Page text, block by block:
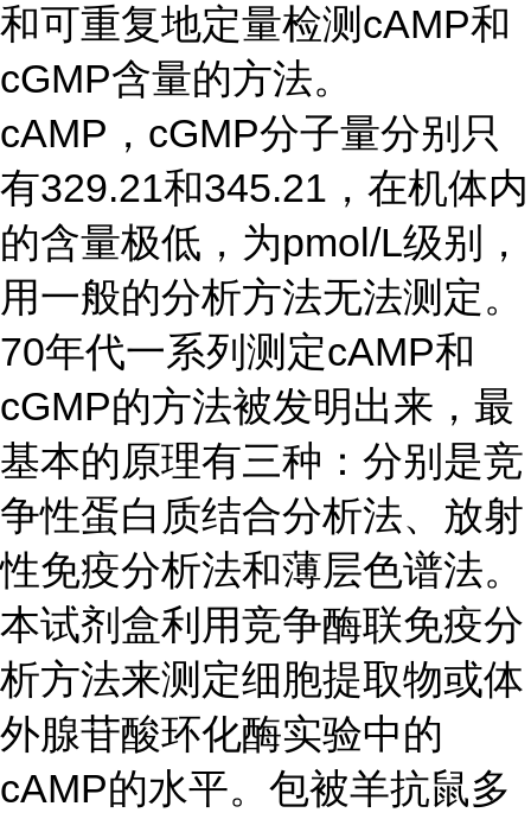
和可重复地定量检测cAMP和
cGMP含量的方法。
cAMP，cGMP分子量分别只
有329.21和345.21，在机体内
的含量极低，为pmol/L级别，
用一般的分析方法无法测定。
70年代一系列测定cAMP和
cGMP的方法被发明出来，最
基本的原理有三种：分别是竞
争性蛋白质结合分析法、放射
性免疫分析法和薄层色谱法。
本试剂盒利用竞争酶联免疫分
析方法来测定细胞提取物或体
外腺苷酸环化酶实验中的
cAMP的水平。包被羊抗鼠多